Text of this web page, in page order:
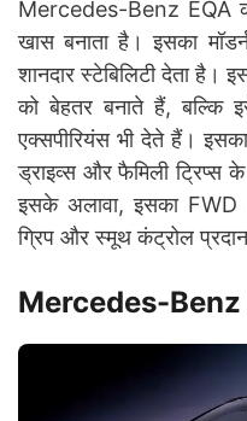
Mercedes-Benz EQA
खास बनाता है। इसका
शानदार स्टेबिलिटी देता
को बेहतर बनाते हैं, बल्कि
एक्सपीरियंस भी देते हैं।
ड्राइव्स और फैमिली ट्रिप्स
इसके अलावा, इसका FWD
ग्रिप और स्मूथ कंट्रोल
Mercedes-Benz